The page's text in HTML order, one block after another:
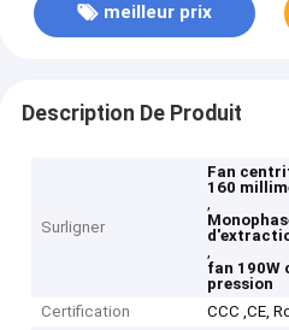
meilleur prix
Description De Produit
Surligner
Fan
160
,
,
fan 190W
pression
Certification
CCC ,CE,